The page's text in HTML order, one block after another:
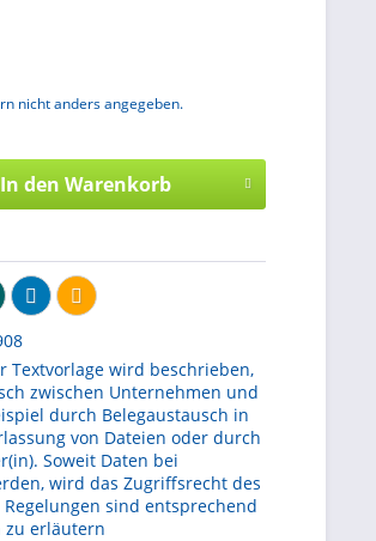
nicht anders angegeben.
In den Warenkorb
Textvorlage wird beschrieben,
zwischen Unternehmen und
durch Belegaustausch in
von Dateien oder durch
Soweit Daten bei
wird das Zugriffsrecht des
sind entsprechend
zu erläutern